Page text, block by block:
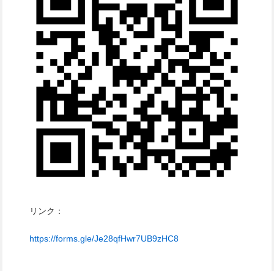
リンク：
https://forms.gle/Je28qfHwr7UB9zHC8